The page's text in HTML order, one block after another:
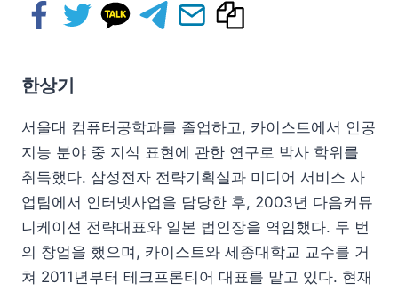
한상기
서울대 컴퓨터공학과를 졸업하고, 카이스트에서 인공
지능 분야 중 지식 표현에 관한 연구로 박사 학위를
취득했다. 삼성전자 전략기획실과 미디어 서비스 사
업팀에서 인터넷사업을 담당한 후, 2003년 다음커뮤
니케이션 전략대표와 일본 법인장을 역임했다. 두 번
의 창업을 했으며, 카이스트와 세종대학교 교수를 거
쳐 2011년부터 테크프론티어 대표를 맡고 있다. 현재